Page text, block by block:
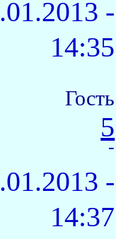
-
14:35
Гость
5
-
-
14:37